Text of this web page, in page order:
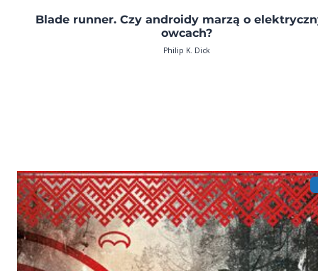
Blade runner. Czy androidy marzą o
owcach?
Philip K. Dick